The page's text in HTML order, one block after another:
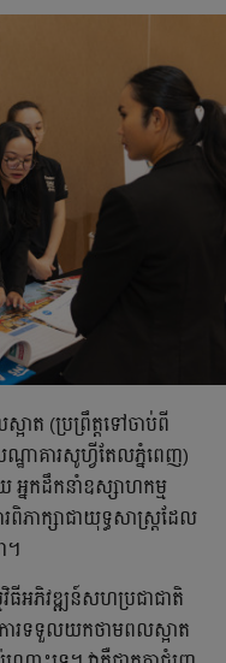
ាត (ប្រព្រឹត្ដទៅចាប់ពី
ណ្ឋាគារសូហ្វីតែលភ្នំពេញ)
អ្នកដឹកនាំឧស្សាហកម្ម
ពិភាក្សាជាយុទ្ធសាស្ត្រដែល
។
អភិវឌ្ឍន៍សហប្រជាជាតិ
ការទទួលយកថាមពលស្អាត